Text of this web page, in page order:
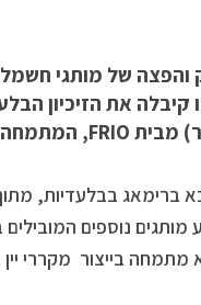
של מותגי
את הזיכיון
ברימאג בבלעדיות,
ב1993, והוא מתמחה בייצור